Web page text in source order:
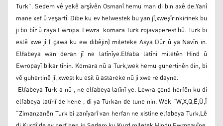
Turk”. Sedem vê yekê arşîvên Osmanî hemu man di bin axê de.Yanî
mane xef û veşartî. Dibe ku ev helwestek bu yan jî,xweşîrinkirinek bu
ji bo bîr û raya Ewropa. Lewra komara Turk rojavaperest bû. Turk bi
eslê xwe jî ( çawa ku ew dibêjin) mileteke Asya Dûr û ya Navîn in.
Elfabeya wan deran jî ne latînîye.Elfaba latîni miletên Hind û
Ewropayî bikar tînin. Komara nû a Turk,wek hemu guhertinên din, bi
vê guhertinê jî, xwest ku esil û astareke nû ji xwe re dayne.
Elfabeya Turk a nû , ne elfabeya latînî ye. Lewra çend herfên ku di
elfabeya latînî de hene , di ya Turkan de tune nin. Wek “W,X,Q,Ê,Û,Î
“Zimanzanên Turk bi zanîyarî van herfan ne xistine elfabeya Turk.Lê